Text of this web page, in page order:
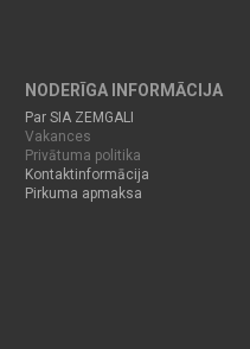
NODERĪGA INFORMĀCIJA
Par SIA ZEMGALI
Vakances
Privātuma politika
Kontaktinformācija
Pirkuma apmaksa